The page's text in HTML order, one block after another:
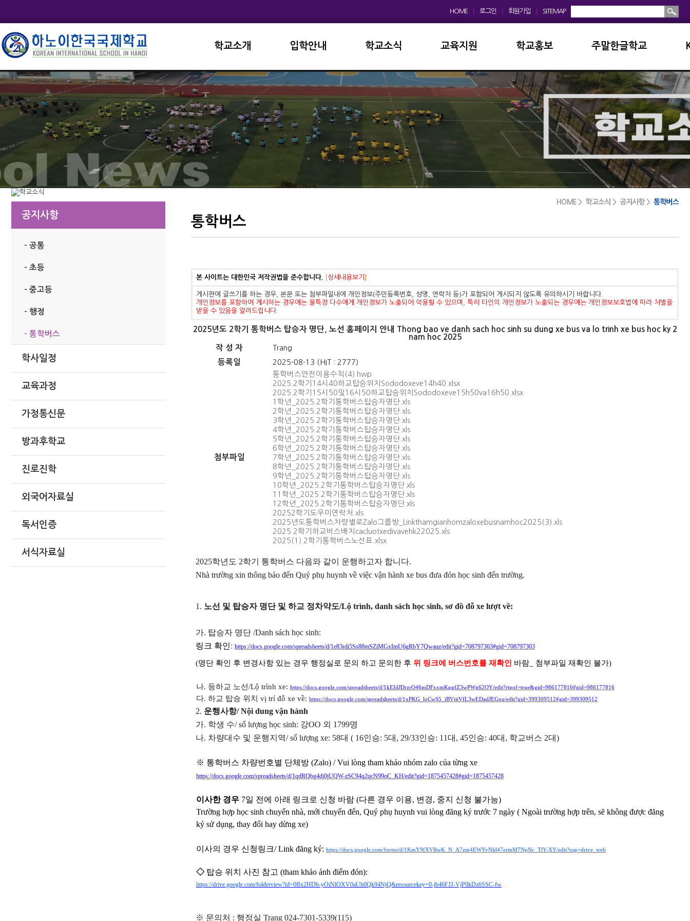
HOME 로그인 회원가입 SITEMAP
학교소개
교직원인사
학교상징
학교연혁
학교교육목표
학교현황
입학안내
중고등학교
학교소식
공지사항
학사일정
교육과정
가정통신문
방과후학교
외국어자료실
교육지원
이사회
학교운영위원회
학부모회
학교발전기금
학교홍보
학교앨범
홍보동영상
보도자료
디지털선도학교
주말한글학교
소개및현황
공지사항
입학안내
학교앨범
서식자료실
공지사항
- 공통
- 초등
- 중고등
- 행정
- 통학버스
학사일정
교육과정
가정통신문
방과후학교
진로진학
외국어자료실
독서인증
서식자료실
HOME > 학교소식 > 공지사항 > 통학버스
통학버스
본 사이트는 대한민국 저작권법을 준수합니다. [상세내용보기 ]
게시판에 글쓰기를 하는 경우, 본문 또는 첨부파일내에 개인정보(주민등록번호, 성명, 연락처 등)가 포함되어 게시되지 않도록 유의하시기 바랍니다.
개인정보를 포함하여 게시하는 경우에는 불특정 다수에게 개인정보가 노출되어 악용될 수 있으며, 특히 타인의 개인정보가 노출되는 경우에는 개인정보보호법에 따라 처벌을
받을 수 있음을 알려드립니다.
2025년도 2학기 통학버스 탑승자 명단, 노선 홈페이지 안내 Thong bao ve danh sach hoc sinh su dung xe bus va lo trinh xe bus hoc ky 2
nam hoc 2025
작 성 자
Trang
등록일 2025-08-13 (HIT : 2777)
첨부파일
통학버스안전이용수칙(4).hwp
2025.2학기14시40하교탑승위치Sododoxeve14h40.xlsx
2025.2학기15시50및16시50하교탑승위치Sododoxeve15h50va16h50.xlsx
1학년_2025.2학기통학버스탑승자명단.xls
2학년_2025.2학기통학버스탑승자명단.xls
3학년_2025.2학기통학버스탑승자명단.xls
4학년_2025.2학기통학버스탑승자명단.xls
5학년_2025.2학기통학버스탑승자명단.xls
6학년_2025.2학기통학버스탑승자명단.xls
7학년_2025.2학기통학버스탑승자명단.xls
8학년_2025.2학기통학버스탑승자명단.xls
9학년_2025.2학기통학버스탑승자명단.xls
10학년_2025.2학기통학버스탑승자명단.xls
11학년_2025.2학기통학버스탑승자명단.xls
12학년_2025.2학기통학버스탑승자명단.xls
20252학기도우미연락처.xls
2025년도통학버스차량별로Zalo그룹방_Linkthamgianhomzaloxebusnamhoc2025(3).xls
2025.2학기하교버스배치cacluotxedivavehk22025.xls
2025(1).2학기통학버스노선표.xlsx
2025학년도 2학기 통학버스 다음와 같이 운행하고자 합니다.
Nhà trường xin thông báo đến Quý phụ huynh về việc vận hành xe bus đưa đón học sinh đến trường.
1. 노선 및 탑승자 명단 및 하교 정차약도/Lộ trình, danh sách học sinh, sơ đồ đỗ xe lượt về:
가. 탑승자 명단 /Danh sách học sinh:
링크 확인: https://docs.google.com/spreadsheets/d/1e83rdi5Ss88mSZiMGxImU6gRbY7Qwauz/edit?gid=708797303#gid=708797303
(명단 확인 후 변경사항 있는 경우 행정실로 문의 하고 문의한 후 위 링크에 버스번호를 재확인 바람_ 첨부파일 재확인 불가)
나. 등하교 노선/Lộ trình xe: https://docs.google.com/spreadsheets/d/1kEIdJDrzrO46mDFxxmKpgfZ3wPWg62OY/edit?rtpof=true&gid=986177816#gid=986177816
다. 하교 탑승 위치 vị trí đỗ xe về: https://docs.google.com/spreadsheets/d/1xPKG_loCwS5_iBVjitVfL3wEDadJEGxu/edit?gid=399309512#gid=399309512
2. 운행사항/ Nội dung vận hành
가. 학생 수/ số lượng học sinh: 강OO 외 1799명
나. 차량대수 및 운행지역/ số lượng xe: 58대 ( 16인승: 5대, 29/33인승: 11대 , 45인승: 40대 , 학교버스 2대)
※ 통학버스 차량번호별 단체방 (Zalo) / Vui lòng tham khảo nhóm zalo của từng xe
https://docs.google.com/spreadsheets/d/1qdRQbg4dj0jUQW-zSC94q2qcN99oC_KH/edit?gid=1875457428#gid=1875457428
이사한 경우 7일 전에 아래 링크로 신청 바람 (다른 경우 이용, 변경, 중지 신청 불가능)
Trường hợp học sinh chuyển nhà, mới chuyển đến, Quý phụ huynh vui lòng đăng ký trước 7 ngày ( Ngoài trường hợp trên, sẽ không được đăng
ký sử dụng, thay đổi hay dừng xe)
이사의 경우 신청링크/ Link đăng ký: https://docs.google.com/forms/d/1KmY9fXVRwK_N_A7zm4EWYvNld47ermM7NpNc_TlY-XY/edit?usp=drive_web
◇ 탑승 위치 사진 참고 (tham khảo ảnh điểm đón):
https://drive.google.com/folderview?id=0Bx2HDb-yOiNlOXV0aUh0Qk94NjQ&resourcekey=0-jb46FJJ-VjP0kDz6SSC-fw
※ 문의처 : 행정실 Trang 024-7301-5339(115)